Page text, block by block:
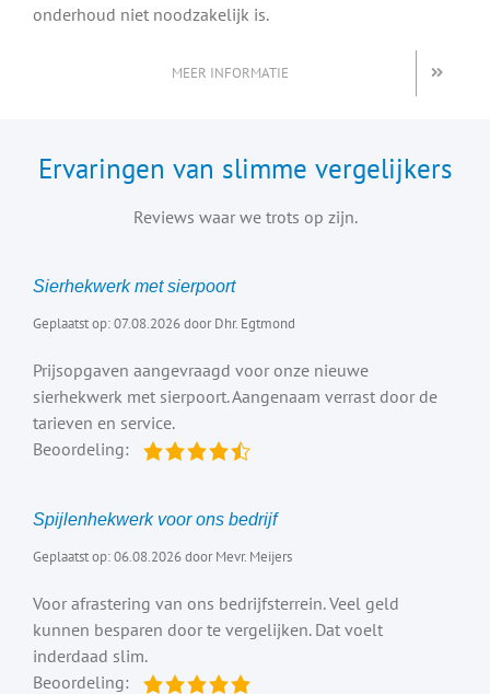
onderhoud niet noodzakelijk is.
MEER INFORMATIE
Ervaringen van slimme vergelijkers
Reviews waar we trots op zijn.
Sierhekwerk met sierpoort
Geplaatst op: 07.08.2026 door Dhr. Egtmond
Prijsopgaven aangevraagd voor onze nieuwe
sierhekwerk met sierpoort. Aangenaam verrast door de
tarieven en service.
Beoordeling:
Spijlenhekwerk voor ons bedrijf
Geplaatst op: 06.08.2026 door Mevr. Meijers
Voor afrastering van ons bedrijfsterrein. Veel geld
kunnen besparen door te vergelijken. Dat voelt
inderdaad slim.
Beoordeling: